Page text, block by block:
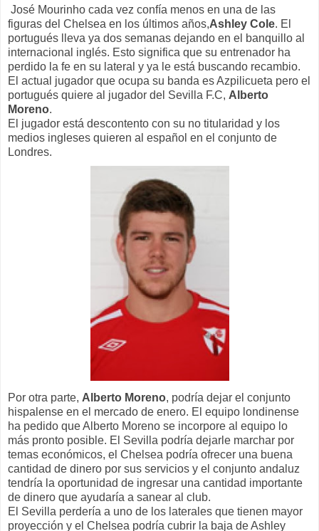
José Mourinho cada vez confía menos en una de las
figuras del Chelsea en los últimos años,Ashley Cole. El
portugués lleva ya dos semanas dejando en el banquillo al
internacional inglés. Esto significa que su entrenador ha
perdido la fe en su lateral y ya le está buscando recambio.
El actual jugador que ocupa su banda es Azpilicueta pero el
portugués quiere al jugador del Sevilla F.C, Alberto
Moreno.
El jugador está descontento con su no titularidad y los
medios ingleses quieren al español en el conjunto de
Londres.
Por otra parte, Alberto Moreno, podría dejar el conjunto
hispalense en el mercado de enero. El equipo londinense
ha pedido que Alberto Moreno se incorpore al equipo lo
más pronto posible. El Sevilla podría dejarle marchar por
temas económicos, el Chelsea podría ofrecer una buena
cantidad de dinero por sus servicios y el conjunto andaluz
tendría la oportunidad de ingresar una cantidad importante
de dinero que ayudaría a sanear al club.
El Sevilla perdería a uno de los laterales que tienen mayor
proyección y el Chelsea podría cubrir la baja de Ashley